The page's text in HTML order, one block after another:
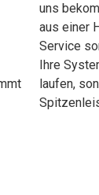
uns
aus einer
Service
Ihre
laufen,